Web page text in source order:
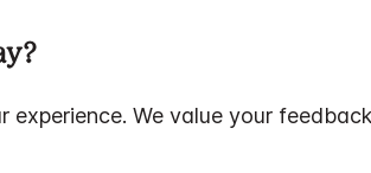
experience. We value your